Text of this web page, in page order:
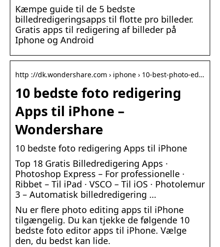
Kæmpe guide til de 5 bedste
billedredigeringsapps til flotte pro billeder.
Gratis apps til redigering af billeder på
Iphone og Android
http ://dk.wondershare.com › iphone › 10-best-photo-ed…
10 bedste foto redigering
Apps til iPhone –
Wondershare
10 bedste foto redigering Apps til iPhone
Top 18 Gratis Billedredigering Apps ·
Photoshop Express – For professionelle ·
Ribbet – Til iPad · VSCO – Til iOS · Photolemur
3 – Automatisk billedredigering …
Nu er flere photo editing apps til iPhone
tilgængelig. Du kan tjekke de følgende 10
bedste foto editor apps til iPhone. Vælge
den, du bedst kan lide.